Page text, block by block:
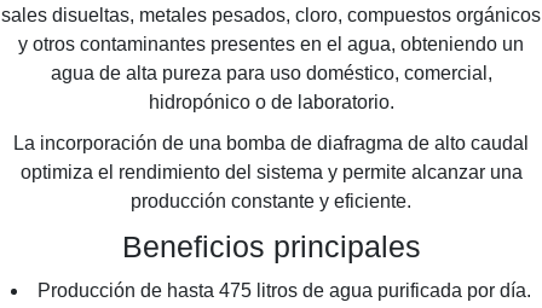
sales disueltas, metales pesados, cloro, compuestos orgánicos
y otros contaminantes presentes en el agua, obteniendo un
agua de alta pureza para uso doméstico, comercial,
hidropónico o de laboratorio.
La incorporación de una bomba de diafragma de alto caudal
optimiza el rendimiento del sistema y permite alcanzar una
producción constante y eficiente.
Beneficios principales
Producción de hasta 475 litros de agua purificada por día.